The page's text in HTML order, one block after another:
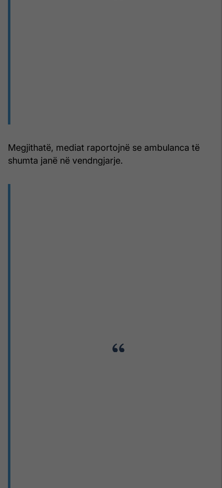
Megjithatë, mediat raportojnë se ambulanca të
shumta janë në vendngjarje.